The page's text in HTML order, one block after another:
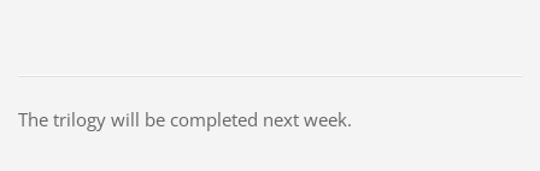
The trilogy will be completed next week.